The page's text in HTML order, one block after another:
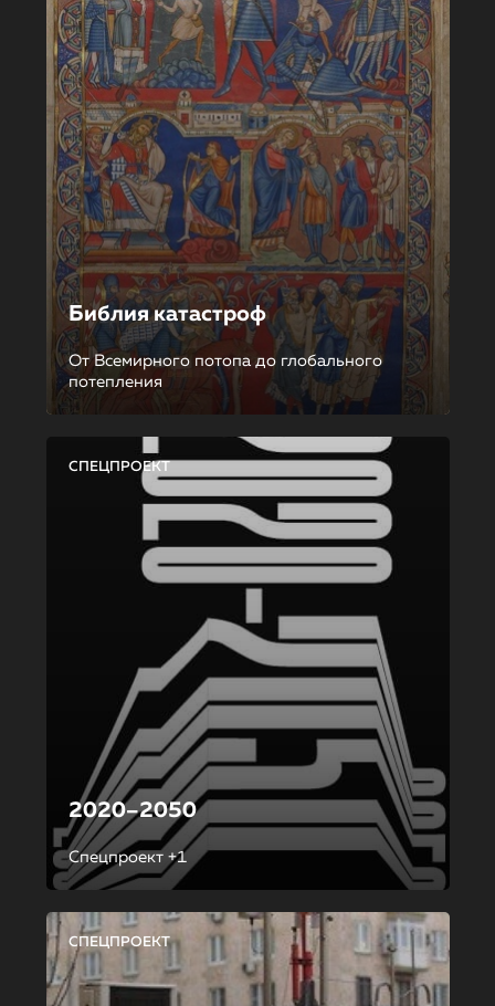
Библия катастроф
От Всемирного потопа до глобального
потепления
СПЕЦПРОЕКТ
2020–2050
Спецпроект +1
СПЕЦПРОЕКТ